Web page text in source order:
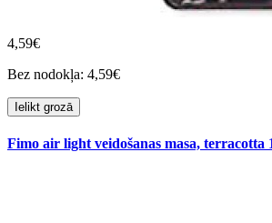
4,59€
Bez nodokļa: 4,59€
Ielikt grozā
Fimo air light veidošanas masa, terracotta